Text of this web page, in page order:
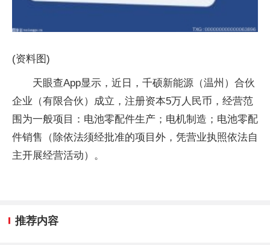
(资料图)
天眼查App显示，近日，千硕新能源（温州）合伙
企业（有限合伙）成立，注册资本5万人民币，经营范
围为一般项目：电池零配件生产；电机制造；电池零配
件销售（除依法须经批准的项目外，凭营业执照依法自
主开展经营活动）。
推荐内容